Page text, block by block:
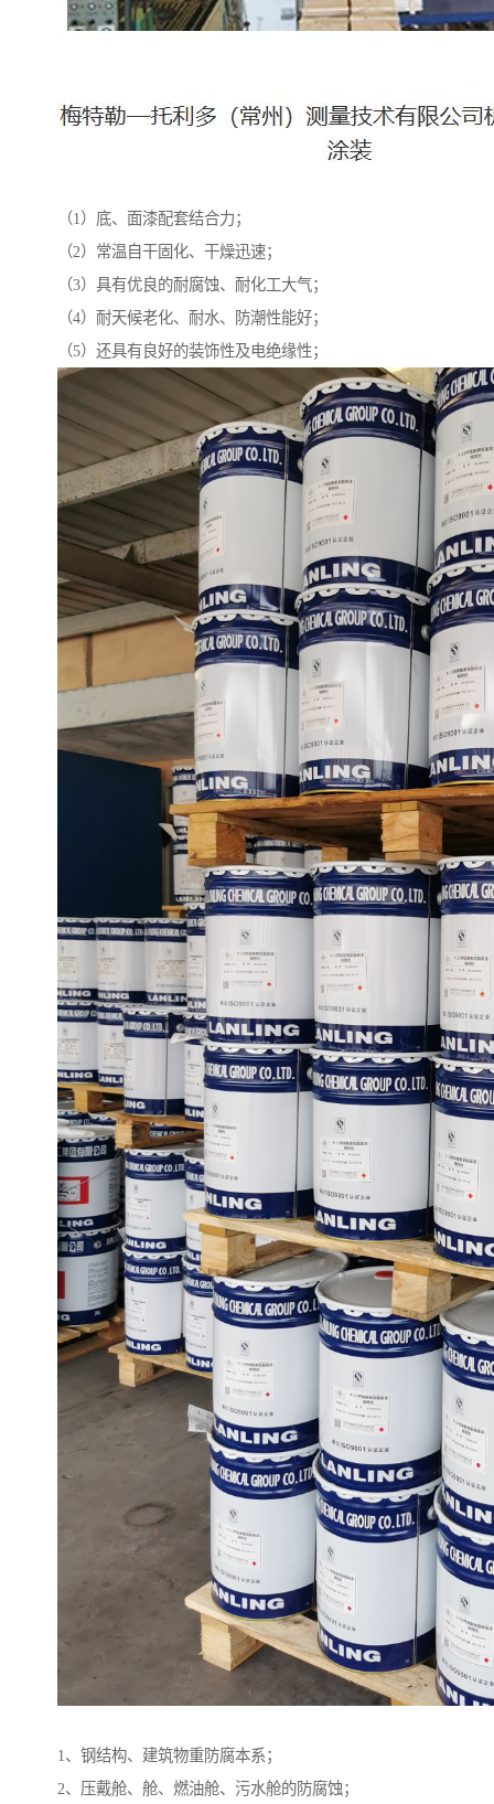
（1）底、面漆配套结合力；
（2）常温自干固化、干燥迅速；
（3）具有优良的耐腐蚀、耐化工大气；
（4）耐天候老化、耐水、防潮性能好；
（5）还具有良好的装饰性及电绝缘性；
1、钢结构、建筑物重防腐本系；
2、压戴舱、舱、燃油舱、污水舱的防腐蚀；